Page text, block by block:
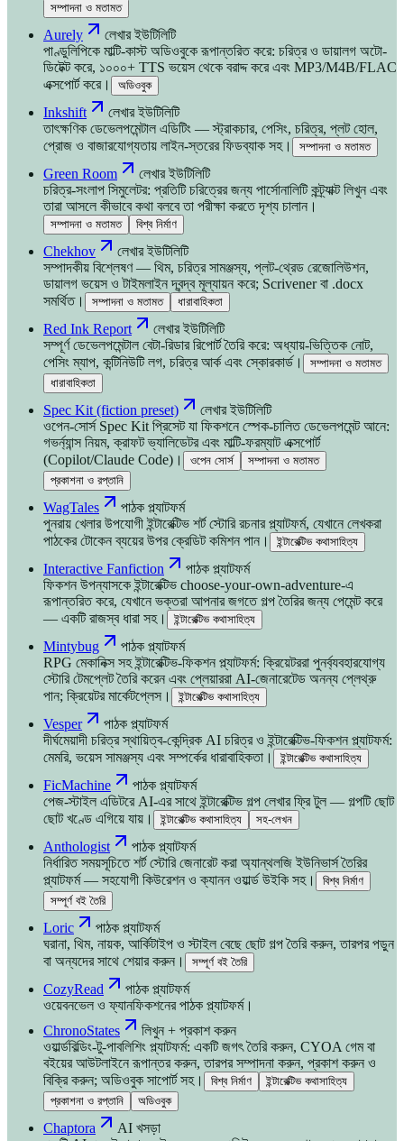
সম্পাদনা ও মতামত
Aurely
লেখার ইউটিলিটি
পাণ্ডুলিপিকে মাল্টি-কাস্ট অডিওবুকে রূপান্তরিত করে: চরিত্র ও ডায়ালগ অটো-
ডিটেক্ট করে, ১০০০+ TTS ভয়েস থেকে বরাদ্দ করে এবং MP3/M4B/FLAC
এক্সপোর্ট করে।
অডিওবুক
Inkshift
লেখার ইউটিলিটি
তাৎক্ষণিক ডেভেলপমেন্টাল এডিটিং — স্ট্রাকচার, পেসিং, চরিত্র, প্লট হোল,
প্রোজ ও বাজারযোগ্যতায় লাইন-স্তরের ফিডব্যাক সহ।
সম্পাদনা ও মতামত
Green Room
লেখার ইউটিলিটি
চরিত্র-সংলাপ সিমুলেটর: প্রতিটি চরিত্রের জন্য পার্সোনালিটি কন্ট্র্যাক্ট লিখুন এবং
তারা আসলে কীভাবে কথা বলবে তা পরীক্ষা করতে দৃশ্য চালান।
সম্পাদনা ও মতামত বিশ্ব নির্মাণ
Chekhov
লেখার ইউটিলিটি
সম্পাদকীয় বিশ্লেষণ — থিম, চরিত্র সামঞ্জস্য, প্লট-থ্রেড রেজোলিউশন,
ডায়ালগ ভয়েস ও টাইমলাইন দ্বন্দ্ব মূল্যায়ন করে; Scrivener বা .docx
সমর্থিত।
সম্পাদনা ও মতামত ধারাবাহিকতা
Red Ink Report
লেখার ইউটিলিটি
সম্পূর্ণ ডেভেলপমেন্টাল বেটা-রিডার রিপোর্ট তৈরি করে: অধ্যায়-ভিত্তিক নোট,
পেসিং ম্যাপ, কন্টিনিউটি লগ, চরিত্র আর্ক এবং স্কোরকার্ড।
সম্পাদনা ও মতামত
ধারাবাহিকতা
Spec Kit (fiction preset)
লেখার ইউটিলিটি
ওপেন-সোর্স Spec Kit প্রিসেট যা ফিকশনে স্পেক-চালিত ডেভেলপমেন্ট আনে:
গভর্ন্যান্স নিয়ম, ক্রাফট ভ্যালিডেটর এবং মাল্টি-ফরম্যাট এক্সপোর্ট
(Copilot/Claude Code)।
ওপেন সোর্স
সম্পাদনা ও মতামত
প্রকাশনা ও রপ্তানি
WagTales
পাঠক প্ল্যাটফর্ম
পুনরায় খেলার উপযোগী ইন্টারেক্টিভ শর্ট স্টোরি রচনার প্ল্যাটফর্ম, যেখানে লেখকরা
পাঠকের টোকেন ব্যয়ের উপর ক্রেডিট কমিশন পান।
ইন্টারেক্টিভ কথাসাহিত্য
Interactive Fanfiction
পাঠক প্ল্যাটফর্ম
ফিকশন উপন্যাসকে ইন্টারেক্টিভ choose-your-own-adventure-এ
রূপান্তরিত করে, যেখানে ভক্তরা আপনার জগতে গল্প তৈরির জন্য পেমেন্ট করে
— একটি রাজস্ব ধারা সহ।
ইন্টারেক্টিভ কথাসাহিত্য
Mintybug
পাঠক প্ল্যাটফর্ম
RPG মেকানিক্স সহ ইন্টারেক্টিভ-ফিকশন প্ল্যাটফর্ম: ক্রিয়েটররা পুনর্ব্যবহারযোগ্য
স্টোরি টেমপ্লেট তৈরি করেন এবং প্লেয়াররা AI-জেনারেটেড অনন্য প্লেথ্রু
পান; ক্রিয়েটর মার্কেটপ্লেস।
ইন্টারেক্টিভ কথাসাহিত্য
Vesper
পাঠক প্ল্যাটফর্ম
দীর্ঘমেয়াদী চরিত্র স্থায়িত্ব-কেন্দ্রিক AI চরিত্র ও ইন্টারেক্টিভ-ফিকশন প্ল্যাটফর্ম:
মেমরি, ভয়েস সামঞ্জস্য এবং সম্পর্কের ধারাবাহিকতা।
ইন্টারেক্টিভ কথাসাহিত্য
FicMachine
পাঠক প্ল্যাটফর্ম
পেজ-স্টাইল এডিটরে AI-এর সাথে ইন্টারেক্টিভ গল্প লেখার ফ্রি টুল — গল্পটি ছোট
ছোট খণ্ডে এগিয়ে যায়।
ইন্টারেক্টিভ কথাসাহিত্য সহ-লেখন
Anthologist
পাঠক প্ল্যাটফর্ম
নির্ধারিত সময়সূচিতে শর্ট স্টোরি জেনারেট করা অ্যান্থলজি ইউনিভার্স তৈরির
প্ল্যাটফর্ম — সহযোগী কিউরেশন ও ক্যানন ওয়ার্ল্ড উইকি সহ।
বিশ্ব নির্মাণ
সম্পূর্ণ বই তৈরি
Loric
পাঠক প্ল্যাটফর্ম
ঘরানা, থিম, নায়ক, আর্কিটাইপ ও স্টাইল বেছে ছোট গল্প তৈরি করুন, তারপর পড়ুন
বা অন্যদের সাথে শেয়ার করুন।
সম্পূর্ণ বই তৈরি
CozyRead
পাঠক প্ল্যাটফর্ম
ওয়েবনভেল ও ফ্যানফিকশনের পাঠক প্ল্যাটফর্ম।
ChronoStates
লিখুন + প্রকাশ করুন
ওয়ার্ল্ডবিল্ডিং-টু-পাবলিশিং প্ল্যাটফর্ম: একটি জগৎ তৈরি করুন, CYOA গেম বা
বইয়ের আউটলাইনে রূপান্তর করুন, তারপর সম্পাদনা করুন, প্রকাশ করুন ও
বিক্রি করুন; অডিওবুক সাপোর্ট সহ।
বিশ্ব নির্মাণ
ইন্টারেক্টিভ কথাসাহিত্য
প্রকাশনা ও রপ্তানি
অডিওবুক
Chaptora
AI খসড়া